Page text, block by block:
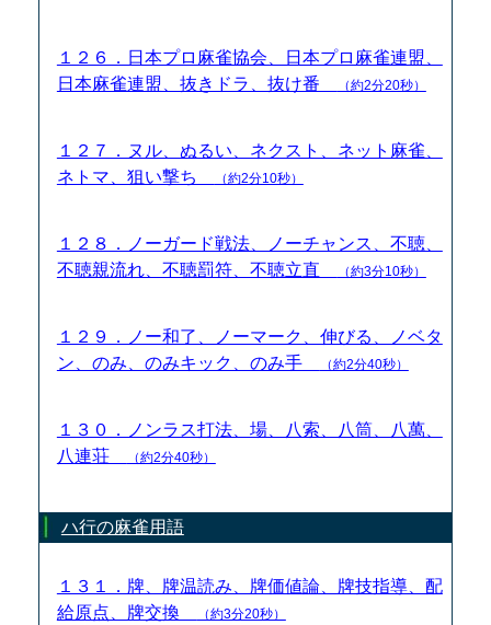
１２６．日本プロ麻雀協会、日本プロ麻雀連盟、
日本麻雀連盟、抜きドラ、抜け番
（約2分20秒）
１２７．ヌル、ぬるい、ネクスト、ネット麻雀、
ネトマ、狙い撃ち
（約2分10秒）
１２８．ノーガード戦法、ノーチャンス、不聴、
不聴親流れ、不聴罰符、不聴立直
（約3分10秒）
１２９．ノー和了、ノーマーク、伸びる、ノベタ
ン、のみ、のみキック、のみ手
（約2分40秒）
１３０．ノンラス打法、場、八索、八筒、八萬、
八連荘
（約2分40秒）
ハ行の麻雀用語
１３１．牌、牌温読み、牌価値論、牌技指導、配
給原点、牌交換
（約3分20秒）